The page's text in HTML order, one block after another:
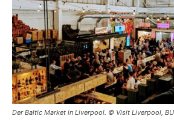
Der Baltic Market in Liverpool. © Visit Liverpool,